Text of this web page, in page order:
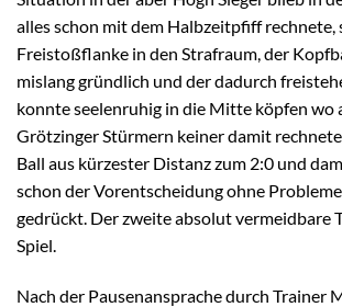
alles schon mit dem Halbzeitpfiff rechnete,
Freistoßflanke in den Strafraum, der
mislang gründlich und der dadurch
konnte seelenruhig in die Mitte köpfen wo
Grötzinger Stürmern keiner damit
Ball aus kürzester Distanz zum 2:0 und
schon der Vorentscheidung ohne
gedrückt. Der zweite absolut vermeidbare
Spiel.
Nach der Pausenansprache durch Trainer